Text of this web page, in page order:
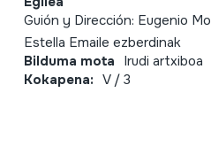
Guión y Dirección: Eugenio
Estella Emaile ezberdinak
Bilduma mota Irudi artxiboa
Kokapena: V / 3